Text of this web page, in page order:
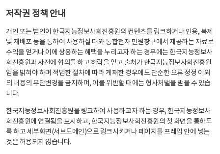
저작권 정책 안내
개인 또는 법인이 한국지능정보사회진흥원의 컨텐츠를 링크하거나 인용, 복제
및 재배포 등을 통하여 사용하실 때와 통합전자 민원창구에서 제공하는 자료로
수익을 얻거나 이에 상응하는 혜택을 누리고자 하는 경우에는 한국지능정보사
회진흥원과 사전에 협의를 하고 허락을 얻고 출처가 한국지능정보사회진흥원
임을 밝혀야 하며 적법한 절차에 따라 게재한 경우에도 단순한 오류 정정 이외
의 내용의 무단변경을 금지하며, 이를 위반할 때에는 형사처벌을 받을 수 있습
니다.
한국지능정보사회진흥원을 링크하여 사용하고자 하는 경우, 한국지능정보사
회진흥원에 연결됨을 표시하고, 한국지능정보사회진흥원의 첫 화면을 통하도
록 하고 세부화면(서브도메인)으로 링크시키거나 페이지를 프레임 안에 넣는
것은 허용되지 않습니다.